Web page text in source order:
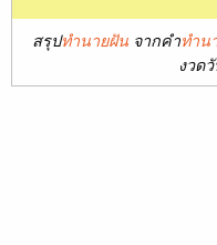
สรุปทำนายฝัน จากคำทำน
งวด